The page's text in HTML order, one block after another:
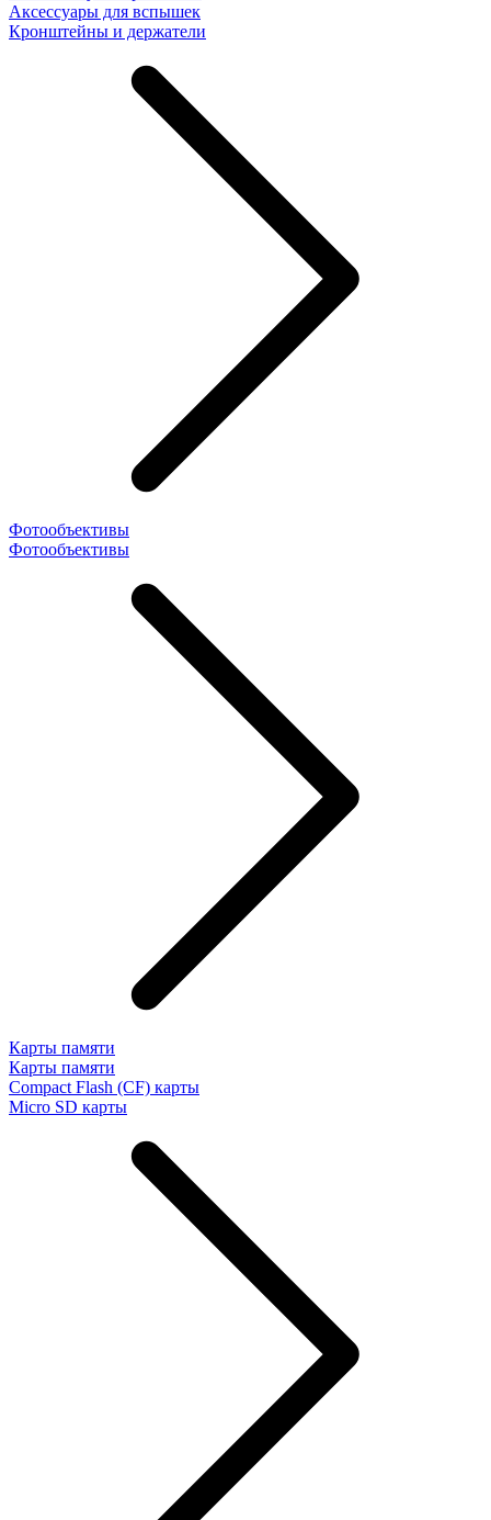
Аксесcуары для вспышек
Кронштейны и держатели
Фотообъективы
Фотообъективы
Карты памяти
Карты памяти
Compact Flash (CF) карты
Micro SD карты